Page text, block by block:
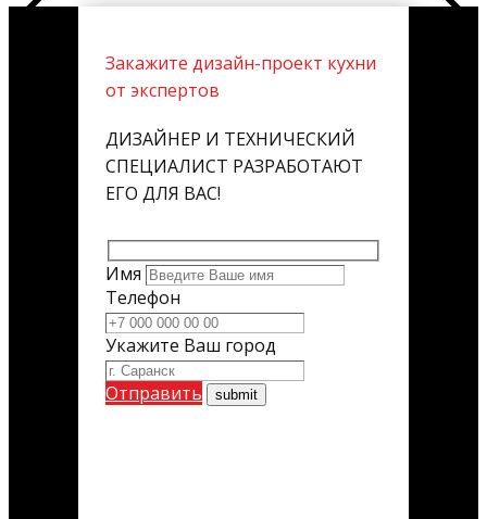
Закажите дизайн-проект кухни
от экспертов
ДИЗАЙНЕР И ТЕХНИЧЕСКИЙ
СПЕЦИАЛИСТ РАЗРАБОТАЮТ
ЕГО ДЛЯ ВАС!
Имя
Телефон
Укажите Ваш город
Отправить